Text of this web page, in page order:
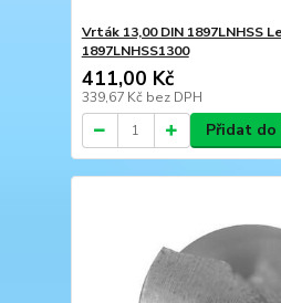
Vrták 13,00 DIN 1897LNHSS
1897LNHSS1300
411,00 Kč
339,67 Kč bez DPH
Přidat do